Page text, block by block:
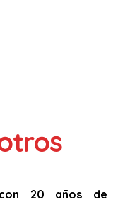
20 años de